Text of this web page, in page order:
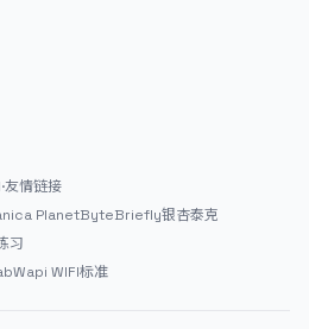
·友情链接
PlanetByteBriefly银杏泰克
习
Wapi WIFI标准